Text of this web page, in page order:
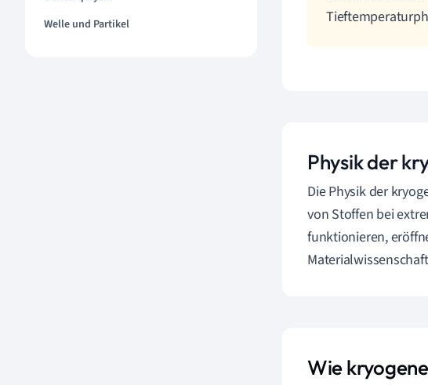
Welle und Partikel
Physik der
Die Physik der
von Stoffen bei
funktionieren,
Wie